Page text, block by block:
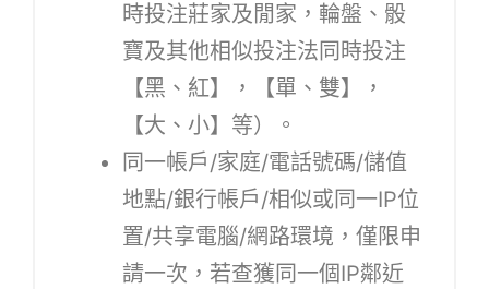
時投注莊家及閒家，輪盤、骰
寶及其他相似投注法同時投注
【黑、紅】，【單、雙】，
【大、小】等）。
同一帳戶/家庭/電話號碼/儲值
地點/銀行帳戶/相似或同一IP位
置/共享電腦/網路環境，僅限申
請一次，若查獲同一個IP鄰近